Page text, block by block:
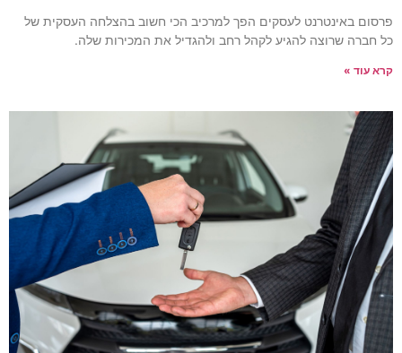
באינטרנט לעסקים הפך למרכיב הכי חשוב בהצלחה העסקית של
חברה שרוצה להגיע לקהל רחב ולהגדיל את המכירות שלה.
עוד »